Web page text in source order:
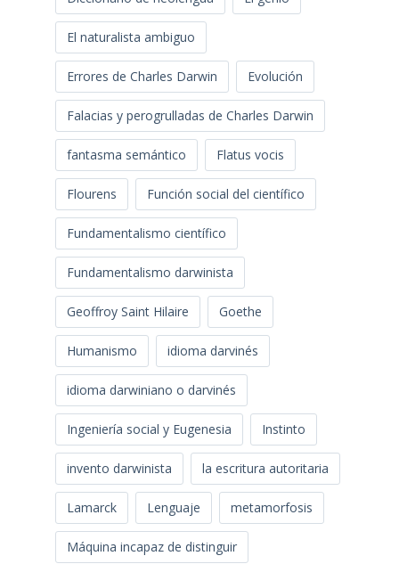
El naturalista ambiguo
Errores de Charles Darwin Evolución
Falacias y perogrulladas de Charles Darwin
fantasma semántico Flatus vocis
Flourens Función social del científico
Fundamentalismo científico
Fundamentalismo darwinista
Geoffroy Saint Hilaire Goethe
Humanismo idioma darvinés
idioma darwiniano o darvinés
Ingeniería social y Eugenesia Instinto
invento darwinista la escritura autoritaria
Lamarck Lenguaje metamorfosis
Máquina incapaz de distinguir